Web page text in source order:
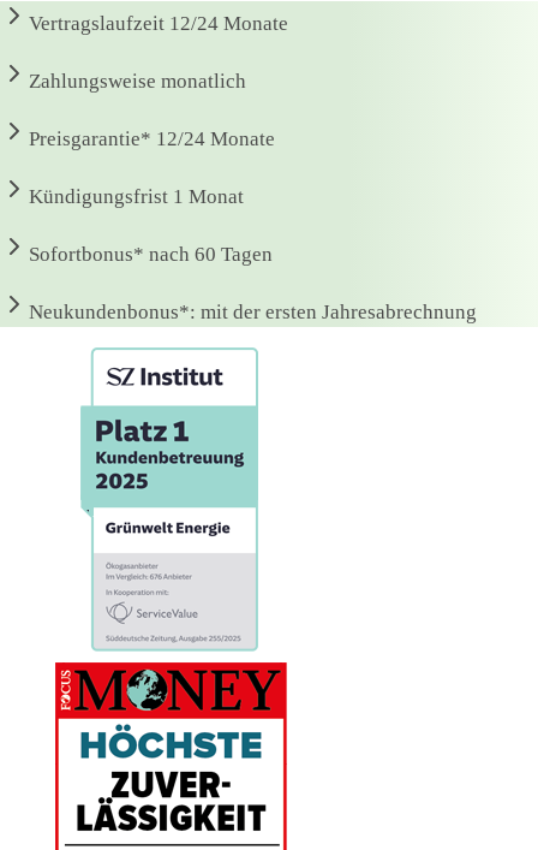
Vertragslaufzeit 12/24 Monate
Zahlungsweise monatlich
Preisgarantie* 12/24 Monate
Kündigungsfrist 1 Monat
Sofortbonus* nach 60 Tagen
Neukundenbonus*: mit der ersten Jahresabrechnung